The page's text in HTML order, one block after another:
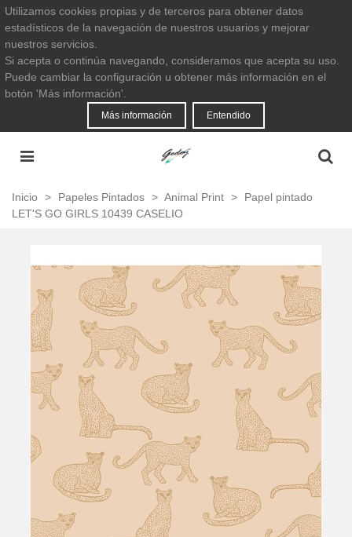
Utilizamos cookies propias y de terceros para obtener datos
estadísticos de la navegación de nuestros usuarios y mejorar
nuestros servicios.
Si acepta o continúa navegando, consideramos que acepta su uso.
Puede cambiar la configuración u obtener más información en el
botón 'Más información'.
Más información Entendido
Inicio > Papeles Pintados > Animal Print >
Papel pintado
LET'S GO GIRLS 10439 CASELIO